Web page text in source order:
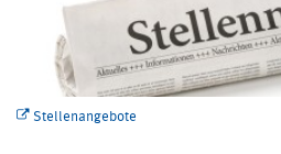
Stellenangebote